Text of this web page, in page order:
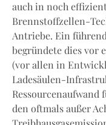
auch in noch
Brennstoffzellen-
Antriebe. Ein
begründete dies vor
(vor allen in
Ladesäulen-
Ressourcenaufwand
den oftmals außer